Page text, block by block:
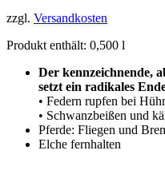
zzgl. Versandkosten
Produkt enthält: 0,500 l
Der kennzeichnende,
setzt ein radikales
• Federn rupfen bei
• Schwanzbeißen und
Pferde: Fliegen und
Elche fernhalten